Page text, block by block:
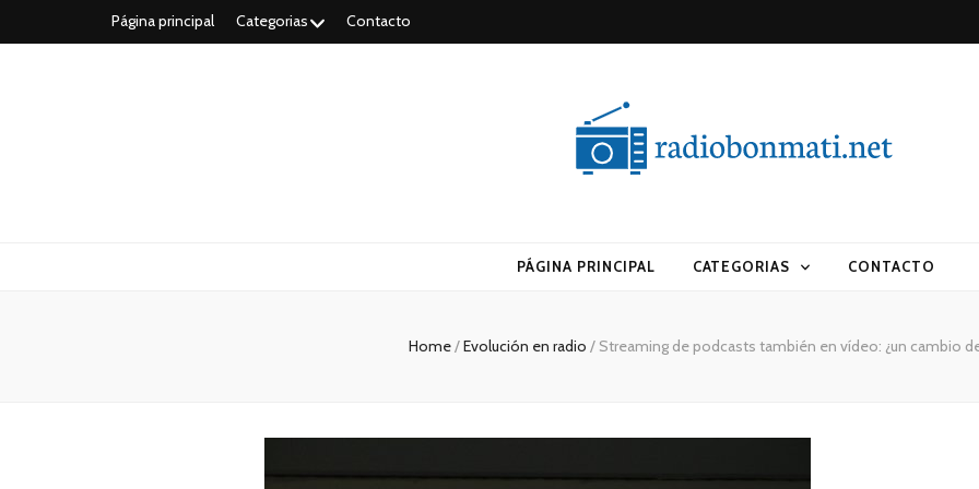
Página principal Categorias Contacto
PÁGINA PRINCIPAL CATEGORIAS CONTACTO
Home/Evolución en radio / Streaming de podcasts también en vídeo: ¿un cambio